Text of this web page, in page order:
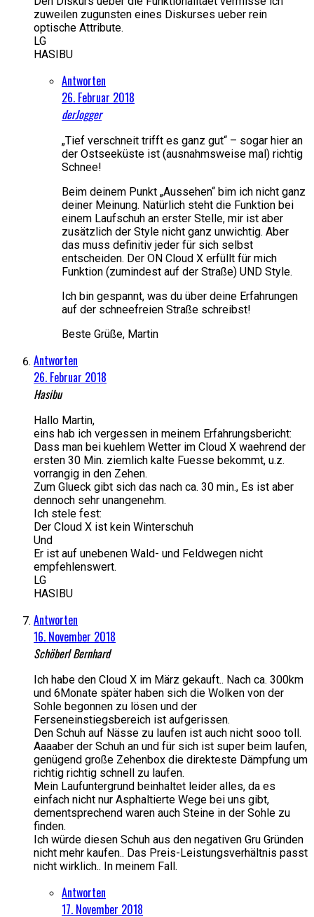
zuweilen zugunsten eines Diskurses ueber rein
optische Attribute.
LG
HASIBU
Antworten
26. Februar 2018
derJogger
„Tief verschneit trifft es ganz gut“ – sogar hier an
der Ostseeküste ist (ausnahmsweise mal) richtig
Schnee!
Beim deinem Punkt „Aussehen“ bim ich nicht ganz
deiner Meinung. Natürlich steht die Funktion bei
einem Laufschuh an erster Stelle, mir ist aber
zusätzlich der Style nicht ganz unwichtig. Aber
das muss definitiv jeder für sich selbst
entscheiden. Der ON Cloud X erfüllt für mich
Funktion (zumindest auf der Straße) UND Style.
Ich bin gespannt, was du über deine Erfahrungen
auf der schneefreien Straße schreibst!
Beste Grüße, Martin
Antworten
26. Februar 2018
Hasibu
Hallo Martin,
eins hab ich vergessen in meinem Erfahrungsbericht:
Dass man bei kuehlem Wetter im Cloud X waehrend der
ersten 30 Min. ziemlich kalte Fuesse bekommt, u.z.
vorrangig in den Zehen.
Zum Glueck gibt sich das nach ca. 30 min., Es ist aber
dennoch sehr unangenehm.
Ich stele fest:
Der Cloud X ist kein Winterschuh
Und
Er ist auf unebenen Wald- und Feldwegen nicht
empfehlenswert.
LG
HASIBU
Antworten
16. November 2018
Schöberl Bernhard
Ich habe den Cloud X im März gekauft.. Nach ca. 300km
und 6Monate später haben sich die Wolken von der
Sohle begonnen zu lösen und der
Ferseneinstiegsbereich ist aufgerissen.
Den Schuh auf Nässe zu laufen ist auch nicht sooo toll.
Aaaaber der Schuh an und für sich ist super beim laufen,
genügend große Zehenbox die direkteste Dämpfung um
richtig richtig schnell zu laufen.
Mein Laufuntergrund beinhaltet leider alles, da es
einfach nicht nur Asphaltierte Wege bei uns gibt,
dementsprechend waren auch Steine in der Sohle zu
finden.
Ich würde diesen Schuh aus den negativen Gru Gründen
nicht mehr kaufen.. Das Preis-Leistungsverhältnis passt
nicht wirklich.. In meinem Fall.
Antworten
17. November 2018